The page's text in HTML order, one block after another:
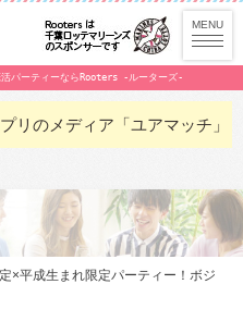
活パーティーならRooters -ルーターズ-
リのメディア「ユアマッチ」
×平成生まれ限定パーティー！ボジ